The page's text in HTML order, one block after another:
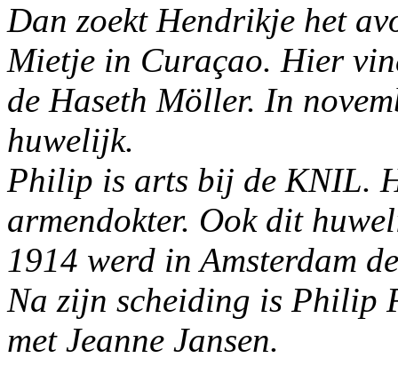
Dan zoekt Hendrikje het
Mietje in Curaçao. Hier
de Haseth Möller. In
huwelijk.
Philip is arts bij de KNIL.
armendokter. Ook dit
1914 werd in Amsterdam
Na zijn scheiding is Philip
met Jeanne Jansen.